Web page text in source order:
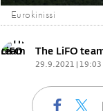
Eurokinissi
The LiFO
29.9.2021 | 19:03